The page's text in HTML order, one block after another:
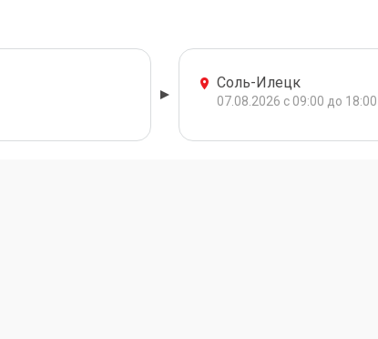
Соль-Илецк
07.08.2026 с 09:00 до 18:00